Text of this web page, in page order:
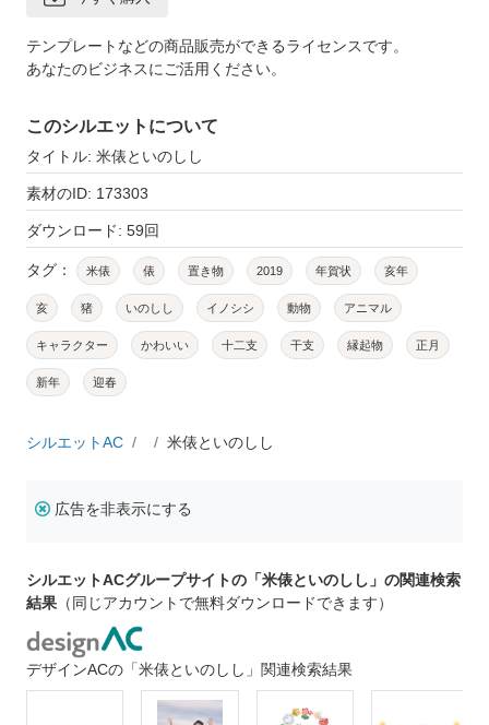
テンプレートなどの商品販売ができるライセンスです。
あなたのビジネスにご活用ください。
このシルエットについて
タイトル: 米俵といのしし
素材のID: 173303
ダウンロード: 59回
タグ： 米俵 俵 置き物 2019 年賀状 亥年
亥 猪 いのしし イノシシ 動物 アニマル
キャラクター かわいい 十二支 干支 縁起物 正月
新年 迎春
シルエットAC 米俵といのしし
広告を非表示にする
シルエットACグループサイトの「米俵といのしし」の関連検索
結果 （同じアカウントで無料ダウンロードできます）
デザインACの「米俵といのしし」関連検索結果